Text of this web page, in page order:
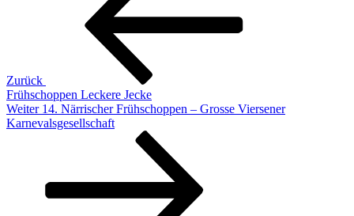
Zurück
Frühschoppen Leckere Jecke
Nächster
Beitrag
Weiter 14. Närrischer Frühschoppen – Grosse Viersener
Karnevalsgesellschaft